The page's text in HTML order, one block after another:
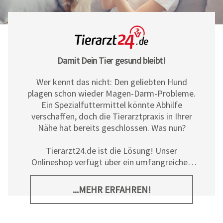
Damit Dein Tier gesund bleibt!
Wer kennt das nicht: Den geliebten Hund
plagen schon wieder Magen-Darm-Probleme.
Ein Spezialfuttermittel könnte Abhilfe
verschaffen, doch die Tierarztpraxis in Ihrer
Nähe hat bereits geschlossen. Was nun?
Tierarzt24.de ist die Lösung! Unser
Onlineshop verfügt über ein umfangreiches
Sortiment an Diät- und
Ergänzungsfuttermitteln, Pflegeprodukten
sowie allerlei tierischem Zubehör für Hunde,
Katzen und Pferde. Neben den hochwertigen
...MEHR ERFAHREN!